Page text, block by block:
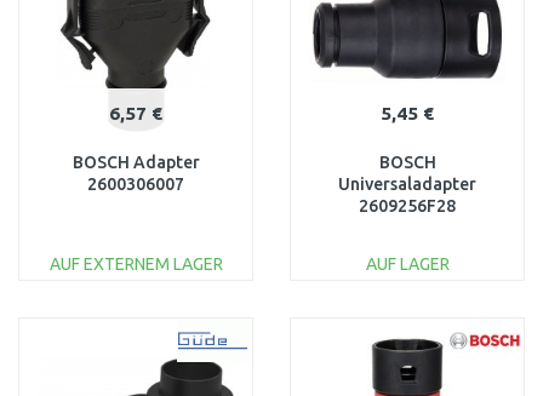
6,57 €
BOSCH Adapter
2600306007
AUF EXTERNEM LAGER
Vergleichen
5,45 €
BOSCH
Universaladapter
2609256F28
AUF LAGER
Vergleichen